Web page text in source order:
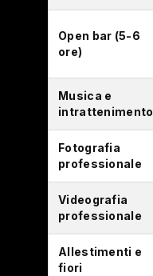
Open bar (5-6
ore)
Musica e
intrattenimento
Fotografia
professionale
Videografia
professionale
Allestimenti e
fiori